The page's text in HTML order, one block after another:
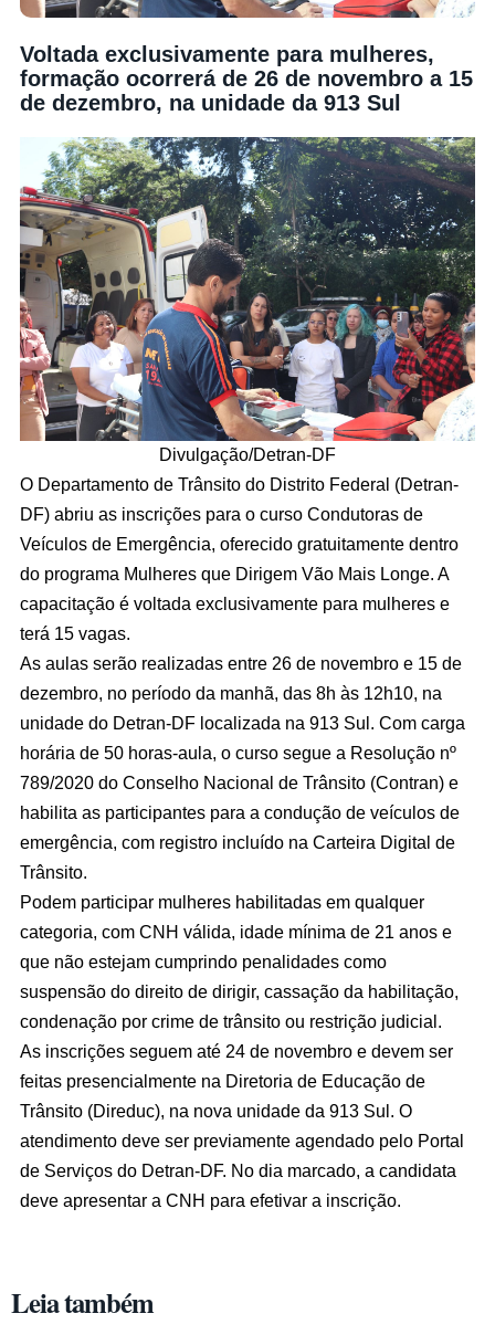
Voltada exclusivamente para mulheres,
formação ocorrerá de 26 de novembro a 15
de dezembro, na unidade da 913 Sul
Divulgação/Detran-DF
O Departamento de Trânsito do Distrito Federal (Detran-
DF) abriu as inscrições para o curso Condutoras de
Veículos de Emergência, oferecido gratuitamente dentro
do programa Mulheres que Dirigem Vão Mais Longe. A
capacitação é voltada exclusivamente para mulheres e
terá 15 vagas.
As aulas serão realizadas entre 26 de novembro e 15 de
dezembro, no período da manhã, das 8h às 12h10, na
unidade do Detran-DF localizada na 913 Sul. Com carga
horária de 50 horas-aula, o curso segue a Resolução nº
789/2020 do Conselho Nacional de Trânsito (Contran) e
habilita as participantes para a condução de veículos de
emergência, com registro incluído na Carteira Digital de
Trânsito.
Podem participar mulheres habilitadas em qualquer
categoria, com CNH válida, idade mínima de 21 anos e
que não estejam cumprindo penalidades como
suspensão do direito de dirigir, cassação da habilitação,
condenação por crime de trânsito ou restrição judicial.
As inscrições seguem até 24 de novembro e devem ser
feitas presencialmente na Diretoria de Educação de
Trânsito (Direduc), na nova unidade da 913 Sul. O
atendimento deve ser previamente agendado pelo Portal
de Serviços do Detran-DF. No dia marcado, a candidata
deve apresentar a CNH para efetivar a inscrição.
Leia também